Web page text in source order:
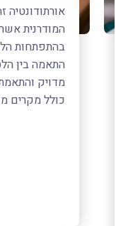
המודרנית
בהתפתחות
התאמה בין
מדויק
כולל מקרים